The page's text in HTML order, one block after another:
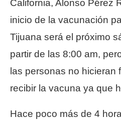
California, Alonso Pérez
inicio de la vacunación
Tijuana será el próximo
partir de las 8:00 am,
las personas no hicieran
recibir la vacuna ya que
Hace poco más de 4